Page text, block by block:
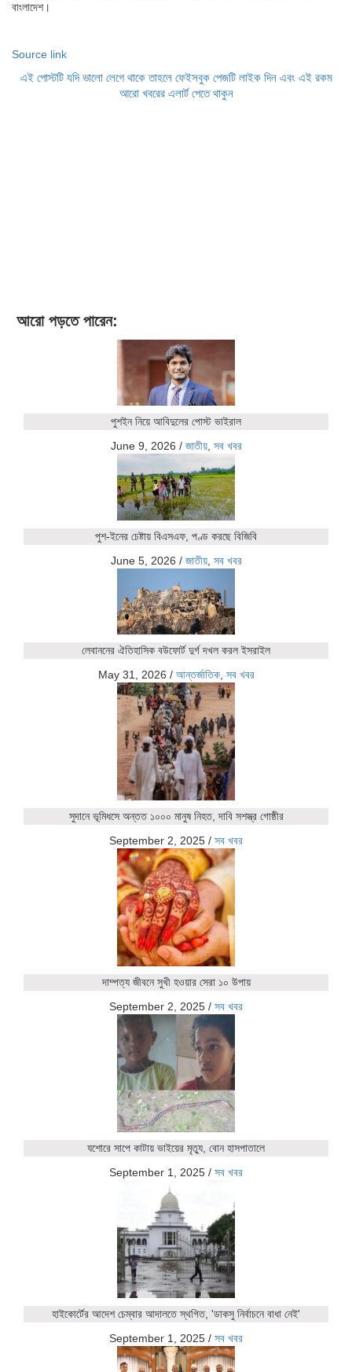
বাংলাদেশ।
Source link
এই পোস্টটি যদি ভালো লেগে থাকে তাহলে ফেইসবুক পেজটি লাইক দিন এবং এই রকম
আরো খবরের এলার্ট পেতে থাকুন
আরো পড়তে পারেন:
পুশইন নিয়ে আবিদুলের পোস্ট ভাইরাল
June 9, 2026 / জাতীয়, সব খবর
পুশ-ইনের চেষ্টায় বিএসএফ, পণ্ড করছে বিজিবি
June 5, 2026 / জাতীয়, সব খবর
লেবাননের ঐতিহাসিক বউফোর্ট দুর্গ দখল করল ইসরাইল
May 31, 2026 / আন্তর্জাতিক, সব খবর
সুদানে ভূমিধসে অন্তত ১০০০ মানুষ নিহত, দাবি সশস্ত্র গোষ্ঠীর
September 2, 2025 / সব খবর
দাম্পত্য জীবনে সুখী হওয়ার সেরা ১০ উপায়
September 2, 2025 / সব খবর
যশোরে সাপে কাটায় ভাইয়ের মৃত্যু, বোন হাসপাতালে
September 1, 2025 / সব খবর
হাইকোর্টের আদেশ চেম্বার আদালতে স্থগিত, 'ডাকসু নির্বাচনে বাধা নেই'
September 1, 2025 / সব খবর